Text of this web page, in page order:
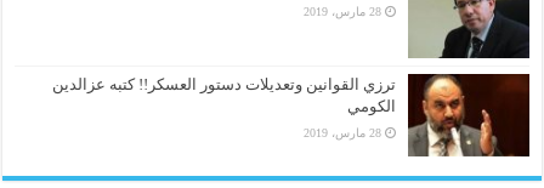
28 مارس، 2019
ترزي القوانين وتعديلات دستور العسكر!! كتبه عزالدين
الكومي
28 مارس، 2019